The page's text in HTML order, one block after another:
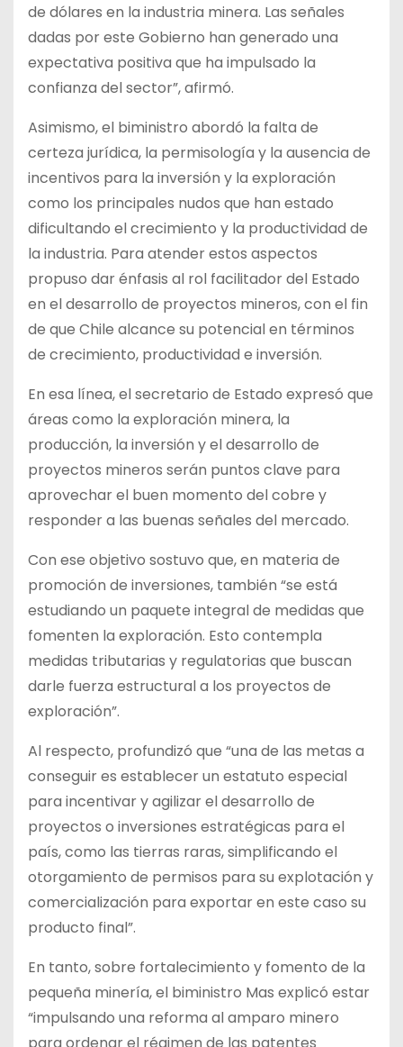
de dólares en la industria minera. Las señales
dadas por este Gobierno han generado una
expectativa positiva que ha impulsado la
confianza del sector”, afirmó.
Asimismo, el biministro abordó la falta de
certeza jurídica, la permisología y la ausencia de
incentivos para la inversión y la exploración
como los principales nudos que han estado
dificultando el crecimiento y la productividad de
la industria. Para atender estos aspectos
propuso dar énfasis al rol facilitador del Estado
en el desarrollo de proyectos mineros, con el fin
de que Chile alcance su potencial en términos
de crecimiento, productividad e inversión.
En esa línea, el secretario de Estado expresó que
áreas como la exploración minera, la
producción, la inversión y el desarrollo de
proyectos mineros serán puntos clave para
aprovechar el buen momento del cobre y
responder a las buenas señales del mercado.
Con ese objetivo sostuvo que, en materia de
promoción de inversiones, también “se está
estudiando un paquete integral de medidas que
fomenten la exploración. Esto contempla
medidas tributarias y regulatorias que buscan
darle fuerza estructural a los proyectos de
exploración”.
Al respecto, profundizó que “una de las metas a
conseguir es establecer un estatuto especial
para incentivar y agilizar el desarrollo de
proyectos o inversiones estratégicas para el
país, como las tierras raras, simplificando el
otorgamiento de permisos para su explotación y
comercialización para exportar en este caso su
producto final”.
En tanto, sobre fortalecimiento y fomento de la
pequeña minería, el biministro Mas explicó estar
“impulsando una reforma al amparo minero
para ordenar el régimen de las patentes